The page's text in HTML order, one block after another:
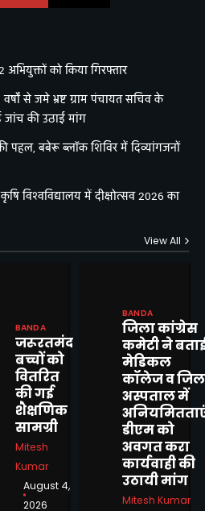
को किया गिरफ्तार
से जमे भ्रष्ट ग्राम पंचायत सचिव के
की उठाई मांग
पहल, बबेरू ब्लॉक शिविर में दिव्यांगजनों
विश्वविद्यालय में दीक्षोत्सव 2026 का
View All
BANDA
जरूरतमंद
बच्चों को
वितरित
की गई
शैक्षणिक
सामग्री
Mitesh
Kumar
August 4,
2026
BANDA
जिला कांग्रेस
कमेटी ने
मेडिकल
कॉलेज व
अस्पताल में
डीएम को
अवगत करा
कार्यवाही की
उठायी मांग
Mitesh Kumar
भ्रष्ट ग्राम पंचायत सचिव के
स्थानांतरण एवं सीबीआई
उठाई मांग
Kumar
सशक्तिकरण विभाग की
बबेरू ब्लॉक शिविर में
ने कराया आवेदन
Kumar
समारोह से पूर्व बांदा कृषि
में दीक्षोत्सव 2026 का
Kumar